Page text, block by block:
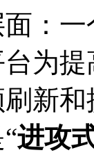
：
为
新
进攻